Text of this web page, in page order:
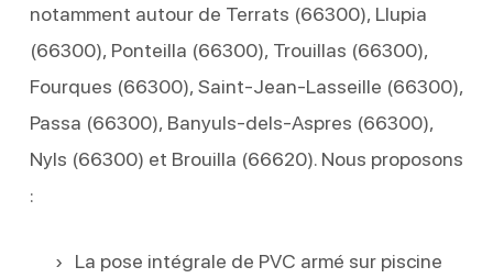
notamment autour de Terrats (66300), Llupia
(66300), Ponteilla (66300), Trouillas (66300),
Fourques (66300), Saint-Jean-Lasseille (66300),
Passa (66300), Banyuls-dels-Aspres (66300),
Nyls (66300) et Brouilla (66620). Nous proposons
:
La pose intégrale de PVC armé sur piscine